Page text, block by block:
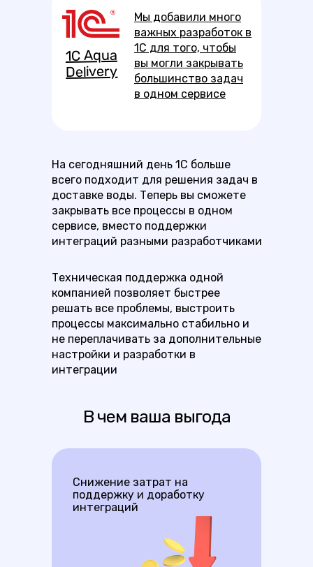
Мы добавили много
важных разработок в
1С для того, чтобы
вы могли закрывать
большинство задач
в одном сервисе
1С Aqua
Delivery
В чем ваша выгода
Снижение затрат на
поддержку и доработку
интеграций
На сегодняшний день 1С больше
всего подходит для решения задач в
доставке воды. Теперь вы сможете
закрывать все процессы в одном
сервисе, вместо поддержки
интеграций разными разработчиками
Техническая поддержка одной
компанией позволяет быстрее
решать все проблемы, выстроить
процессы максимально стабильно и
не переплачивать за дополнительные
настройки и разработки в
интеграции